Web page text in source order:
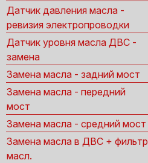
Датчик давления масла -
ревизия электропроводки
Датчик уровня масла ДВС -
замена
Замена масла - задний мост
Замена масла - передний
мост
Замена масла - средний мост
Замена масла в ДВС + фильтр
масл.